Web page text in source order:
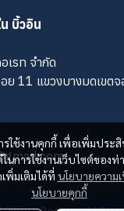
รใช้งานคุกกี้ เพื่อเพิ่มประ
การใช้งานเว็บไซต์ของท่
พิ่มเติมได้ที่ นโยบายความ
นโยบายคุกกี้
บิ้วอิน
เรท จำกัด
11 แขวงบางมดเขต